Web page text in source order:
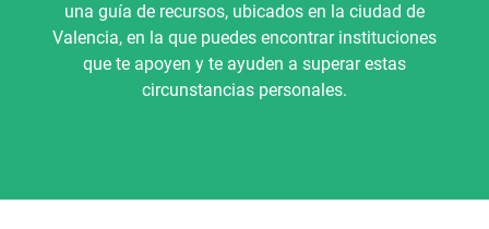
una guía de recursos, ubicados en la ciudad de
Valencia, en la que puedes encontrar instituciones
que te apoyen y te ayuden a superar estas
circunstancias personales.